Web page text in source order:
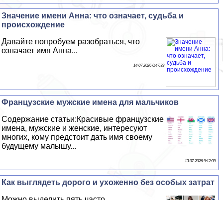
Значение имени Анна: что означает, судьба и
происхождение
Давайте попробуем разобраться, что
означает имя Анна...
14 07 2026 0:47:39
Французские мужские имена для мальчиков
Содержание статьи:Красивые французские
имена, мужские и женские, интересуют
многих, кому предстоит дать имя своему
будущему малышу...
13 07 2026 9:12:39
Как выглядеть дорого и ухоженно без особых затрат